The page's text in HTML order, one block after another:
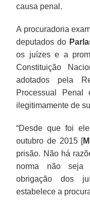
causa penal.
A procuradoria
deputados do
os juízes e a
Constituição
adotados pela
Processual
ilegitimamente de
“Desde que foi
outubro de 2015 [
prisão. Não há
norma não seja
obrigação dos
estabelece a